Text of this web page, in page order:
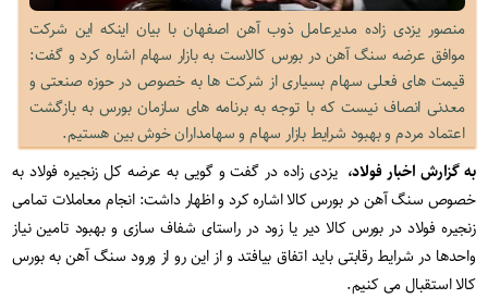
منصور یزدی زاده مدیرعامل ذوب آهن اصفهان با بیان اینکه این شرکت
موافق عرضه سنگ آهن در بورس کالاست به بازار سهام اشاره کرد و گفت:
قیمت های فعلی سهام بسیاری از شرکت ها به خصوص در حوزه صنعتی و
معدنی انصاف نیست که با توجه به برنامه های سازمان بورس به بازگشت
اعتماد مردم و بهبود شرایط بازار سهام و سهامداران خوش بین هستیم.
به گزارش اخبار فولاد، یزدی زاده در گفت و گویی به عرضه کل زنجیره فولاد به
خصوص سنگ آهن در بورس کالا اشاره کرد و اظهار داشت: انجام معاملات تمامی
زنجیره فولاد در بورس کالا دیر یا زود در راستای شفاف سازی و بهبود تامین نیاز
واحدها در شرایط رقابتی باید اتفاق بیافتد و از این رو از ورود سنگ آهن به بورس
کالا استقبال می کنیم.